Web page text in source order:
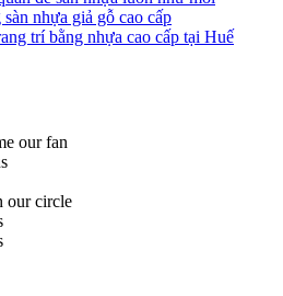
nhựa giả gỗ cao cấp
trí bằng nhựa cao cấp tại Huế
our fan
our circle